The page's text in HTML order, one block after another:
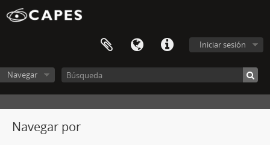
Iniciar sesión
Navegar
Navegar por